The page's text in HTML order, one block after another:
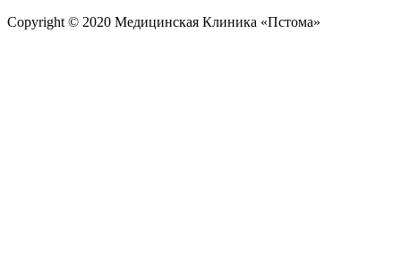
Copyright © 2020 Медицинская Клиника «Пстома»